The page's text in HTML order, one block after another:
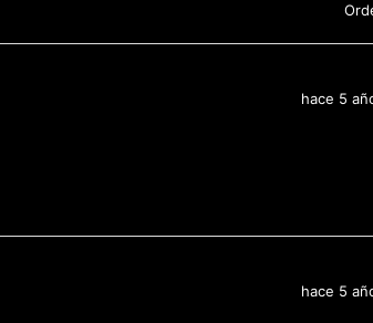
hace 5
hace 5